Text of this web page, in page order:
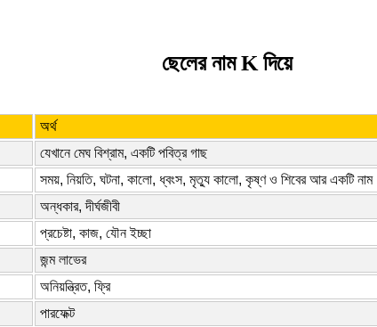
ছেলের নাম K দিয়ে
অর্থ
যেখানে মেঘ বিশ্রাম, একটি পবিত্র গাছ
সময়, নিয়তি, ঘটনা, কালো, ধ্বংস, মৃত্যু কালো, কৃষ্ণ ও শিবের আর একটি নাম
অন্ধকার, দীর্ঘজীবী
প্রচেষ্টা, কাজ, যৌন ইচ্ছা
জন্ম লাভের
অনিয়ন্ত্রিত, ফ্রি
পারফেক্ট